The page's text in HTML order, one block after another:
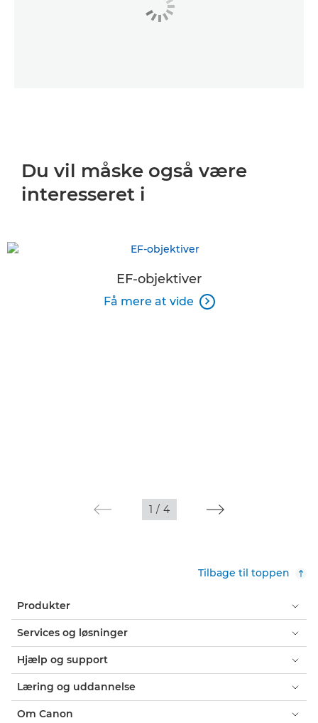
Du vil måske også være
interesseret i
EF-objektiver
Få mere at vide 
1 / 4
Tilbage til toppen
Produkter
Services og løsninger
Hjælp og support
Læring og uddannelse
Om Canon